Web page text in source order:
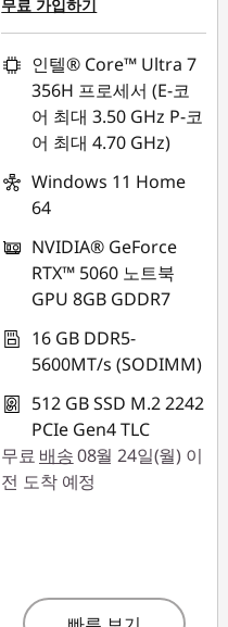
무료 가입하기
인텔® Core™ Ultra 7
356H 프로세서 (E-코
어 최대 3.50 GHz P-코
어 최대 4.70 GHz)
Windows 11 Home
64
NVIDIA® GeForce
RTX™ 5060 노트북
GPU 8GB GDDR7
16 GB DDR5-
5600MT/s (SODIMM)
512 GB SSD M.2 2242
PCIe Gen4 TLC
무료 배송08월 24일(월) 이
전 도착 예정